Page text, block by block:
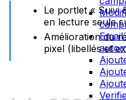
Le portlet « Suivi
en lecture seule
Amélioration du
pixel (libellés et